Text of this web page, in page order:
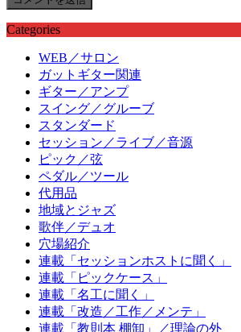
Categories
WEB／サロン
ガットギター関連
ギター／アンプ
スイング／グルーブ
スタンダード
セッション／ライブ／音源
ピック／弦
ペダル／ツール
代用品
地域とジャズ
歌伴／デュオ
穴場紹介
連載「セッションホストに聞く」
連載「ピックケース」
連載「名工に聞く」
連載「改造／工作／メンテ」
連載「教則本 棚卸」／理論の外